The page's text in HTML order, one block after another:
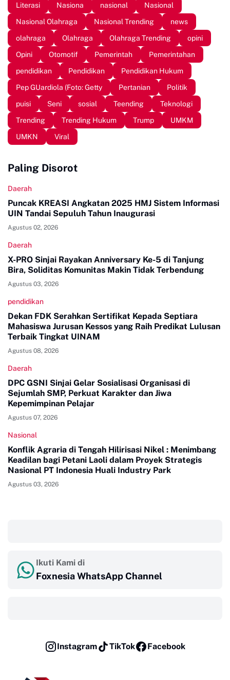
Literasi
Nasiona nasional
Nasional
Nasional Olahraga
Nasional Trending
news
olahraga
Olahraga Olahraga Trending
opini
Opini
Otomotif Pemerintah
Pemerintahan
pendidikan
Pendidikan
Pendidikan Hukum
Pep GUardiola (Foto: Getty
Pertanian
Politik
puisi
Seni sosial Teending
Teknologi
Trending
Trending Hukum Trump
UMKM
UMKN
Viral
Paling Disorot
Daerah
Puncak KREASI Angkatan 2025 HMJ Sistem Informasi
UIN Tandai Sepuluh Tahun Inaugurasi
Agustus 02, 2026
Daerah
X-PRO Sinjai Rayakan Anniversary Ke-5 di Tanjung
Bira, Soliditas Komunitas Makin Tidak Terbendung
Agustus 03, 2026
pendidikan
Dekan FDK Serahkan Sertifikat Kepada Septiara
Mahasiswa Jurusan Kessos yang Raih Predikat Lulusan
Terbaik Tingkat UINAM
Agustus 08, 2026
Daerah
DPC GSNI Sinjai Gelar Sosialisasi Organisasi di
Sejumlah SMP, Perkuat Karakter dan Jiwa
Kepemimpinan Pelajar
Agustus 07, 2026
Nasional
Konflik Agraria di Tengah Hilirisasi Nikel : Menimbang
Keadilan bagi Petani Laoli dalam Proyek Strategis
Nasional PT Indonesia Huali Industry Park
Agustus 03, 2026
Ikuti Kami di
Foxnesia WhatsApp Channel
Instagram TikTok Facebook